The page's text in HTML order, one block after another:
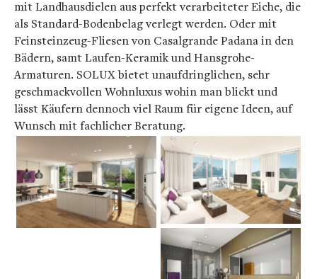
mit Landhausdielen aus perfekt verarbeiteter Eiche, die
als Standard-Bodenbelag verlegt werden. Oder mit
Feinsteinzeug-Fliesen von Casalgrande Padana in den
Bädern, samt Laufen-Keramik und Hansgrohe-
Armaturen. SOLUX bietet unaufdringlichen, sehr
geschmackvollen Wohnluxus wohin man blickt und
lässt Käufern dennoch viel Raum für eigene Ideen, auf
Wunsch mit fachlicher Beratung.